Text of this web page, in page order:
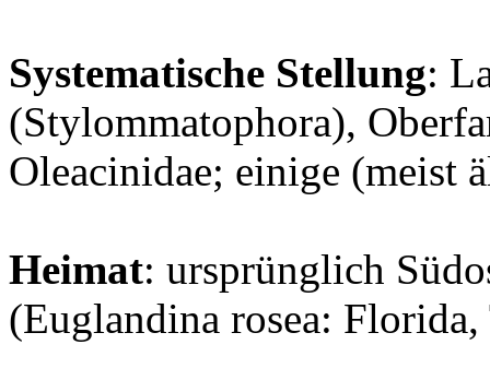
Systematische Stellung:
(Stylommatophora),
Oleacinidae; einige (meist
Heimat: ursprünglich
(Euglandina rosea: Florida,